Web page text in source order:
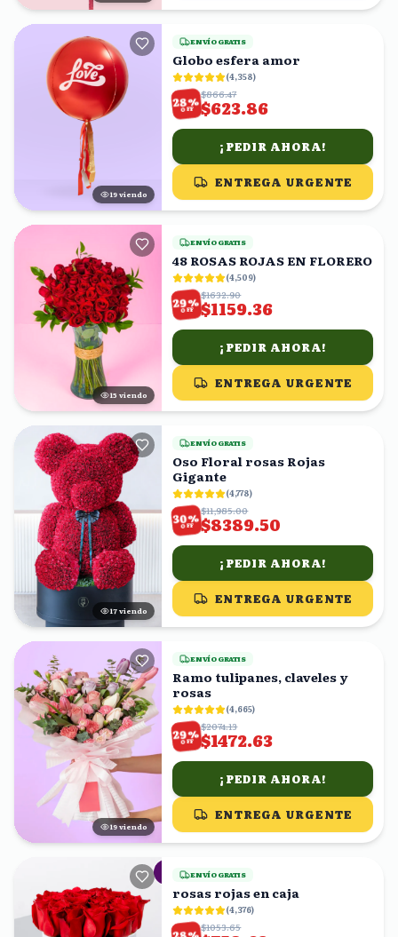
20 viendo
ENVÍO GRATIS
Globo esfera amor
(4,358)
28%
OFF
$866.47
$623.86
¡PEDIR AHORA!
ENTREGA URGENTE
14 viendo
ENVÍO GRATIS
48 ROSAS ROJAS EN FLORERO
(4,509)
29%
OFF
$1632.90
$1159.36
¡PEDIR AHORA!
ENTREGA URGENTE
16 viendo
ENVÍO GRATIS
Oso Floral rosas Rojas
Gigante
(4,778)
30%
OFF
$11,985.00
$8389.50
¡PEDIR AHORA!
ENTREGA URGENTE
19viendo
ENVÍO GRATIS
Ramo tulipanes, claveles y
rosas
(4,665)
29%
OFF
$2074.13
$1472.63
¡PEDIR AHORA!
ENTREGA URGENTE
ENVÍO GRATIS
rosas rojas en caja
(4,376)
%$1053.65